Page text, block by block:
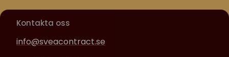
Kontakta oss
info@sveacontract.se